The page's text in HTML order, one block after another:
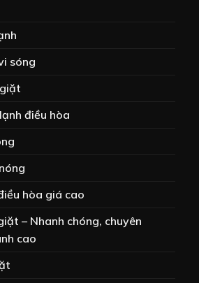
sóng
điều hòa
hòa giá cao
– Nhanh chóng, chuyên
cao